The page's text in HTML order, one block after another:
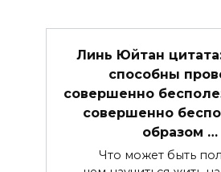
Линь Юйтан
способны
совершенно
совершенно
образом …
Что может быть